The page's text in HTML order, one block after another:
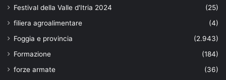
Festival della Valle d'Itria 2024
(25)
filiera agroalimentare
(4)
Foggia e provincia
(2.943)
Formazione
(184)
forze armate
(36)